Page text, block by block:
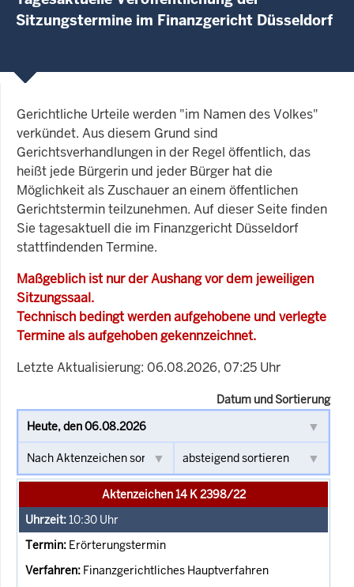
Sitzungstermine im Finanzgericht Düsseldorf
Gerichtliche Urteile werden "im Namen des Volkes"
verkündet. Aus diesem Grund sind
Gerichtsverhandlungen in der Regel öffentlich, das
heißt jede Bürgerin und jeder Bürger hat die
Möglichkeit als Zuschauer an einem öffentlichen
Gerichtstermin teilzunehmen. Auf dieser Seite finden
Sie tagesaktuell die im Finanzgericht Düsseldorf
stattfindenden Termine.
Maßgeblich ist nur der Aushang vor dem jeweiligen
Sitzungssaal.
Technisch bedingt werden aufgehobene und verlegte
Termine als aufgehoben gekennzeichnet.
Letzte Aktualisierung: 06.08.2026, 07:25 Uhr
Datum und Sortierung
Aktenzeichen 14 K 2398/22
10:30 Uhr
Erörterungstermin
Finanzgerichtliches Hauptverfahren